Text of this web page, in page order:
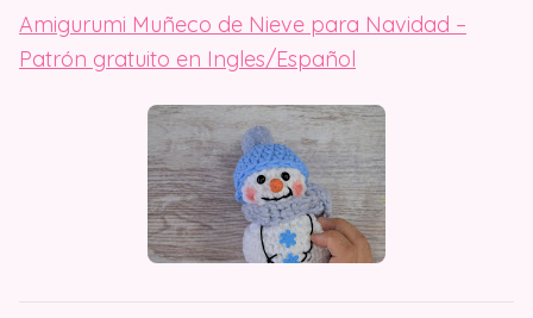
Amigurumi Muñeco de Nieve para Navidad –
Patrón gratuito en Ingles/Español